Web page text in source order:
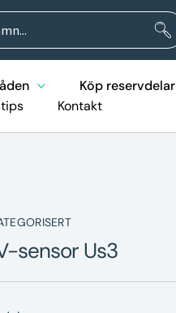
Köp reservdelar
Kontakt
sensor Us3